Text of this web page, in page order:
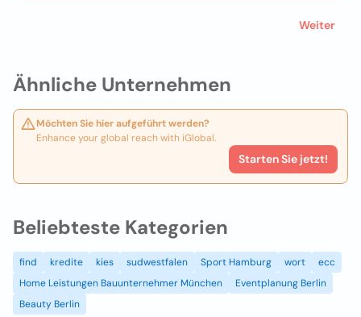
Ähnliche Unternehmen
Möchten Sie hier aufgeführt werden?
Enhance your global reach with iGlobal.
Starten Sie jetzt!
Weiter
Beliebteste Kategorien
find kredite kies sudwestfalen Sport Hamburg wort
ecc
Home Leistungen Bauunternehmer München
Eventplanung Berlin
Beauty Berlin